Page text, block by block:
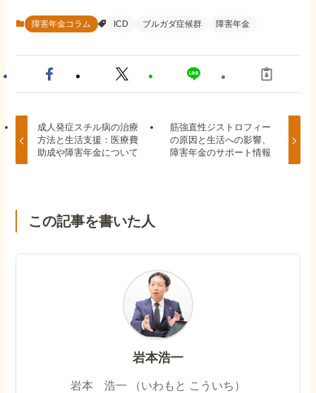
障害年金コラム ICD ブルガダ症候群 障害年金
成人発症スチル病の治療
方法と生活支援：医療費
助成や障害年金について
筋強直性ジストロフィー
の原因と生活への影響、
障害年金のサポート情報
この記事を書いた人
岩本浩一
岩本 浩一 （いわもと こういち）